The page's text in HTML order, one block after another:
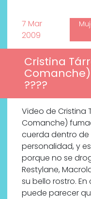
7 Mar
2009
Cristina
????
Video de Cristina
Comanche)
cuerda dentro
personalidad, y
porque no se
Restylane,
su bello rostro.
puede parecer